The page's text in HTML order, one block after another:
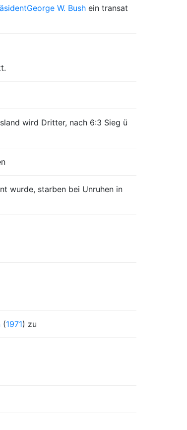
George W. Bush ein transat
wird Dritter, nach 6:3 Sieg ü
wurde, starben bei Unruhen in
(1971) zu